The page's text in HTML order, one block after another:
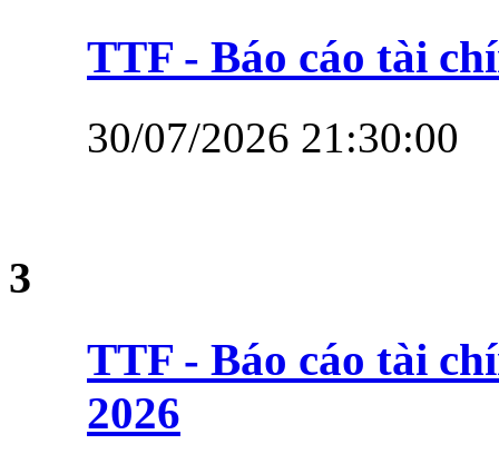
TTF - Báo cáo tài
30/07/2026 21:30:00
3
TTF - Báo cáo tài
2026